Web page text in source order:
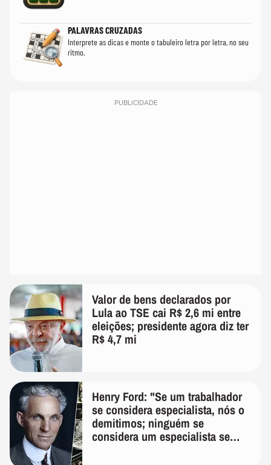
PALAVRAS CRUZADAS
Interprete as dicas e monte o tabuleiro letra por letra, no seu
ritmo.
PUBLICIDADE
Valor de bens declarados por
Lula ao TSE cai R$ 2,6 mi entre
eleições; presidente agora diz ter
R$ 4,7 mi
Henry Ford: "Se um trabalhador
se considera especialista, nós o
demitimos; ninguém se
considera um especialista se